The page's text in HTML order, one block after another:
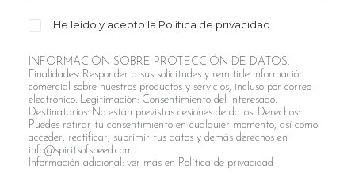
He leído y acepto la Política de privacidad
INFORMACIÓN SOBRE PROTECCIÓN DE DATOS.
Finalidades: Responder a sus solicitudes y remitirle información
comercial sobre nuestros productos y servicios, incluso por correo
electrónico. Legitimación: Consentimiento del interesado.
Destinatarios: No están previstas cesiones de datos. Derechos:
Puedes retirar tu consentimiento en cualquier momento, así como
acceder, rectificar, suprimir tus datos y demás derechos en
info@spiritsofspeed.com.
Información adicional: ver más en Política de privacidad